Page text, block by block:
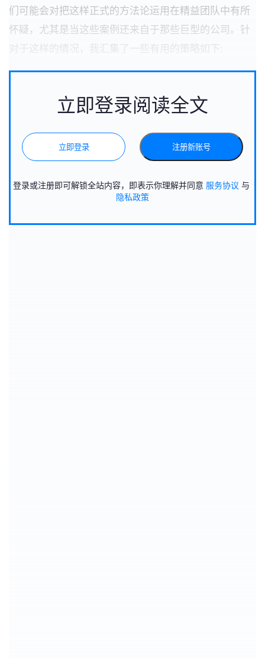
们可能会对把这样正式的方法论运用在精益团队中有所
怀疑，尤其是当这些案例还来自于那些巨型的公司。针
对于这样的情况，我汇集了一些有用的策略如下:
立即登录阅读全文
立即登录 注册新账号
登录或注册即可解锁全站内容，即表示你理解并同意 服务协议 与
隐私政策